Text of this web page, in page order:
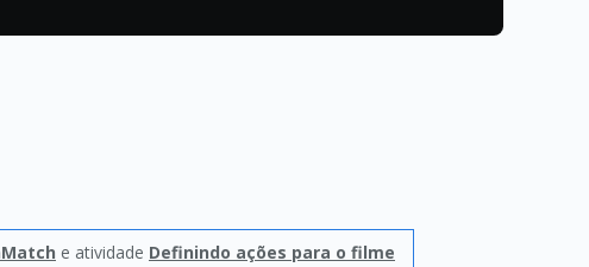
e atividade Definindo ações para o filme